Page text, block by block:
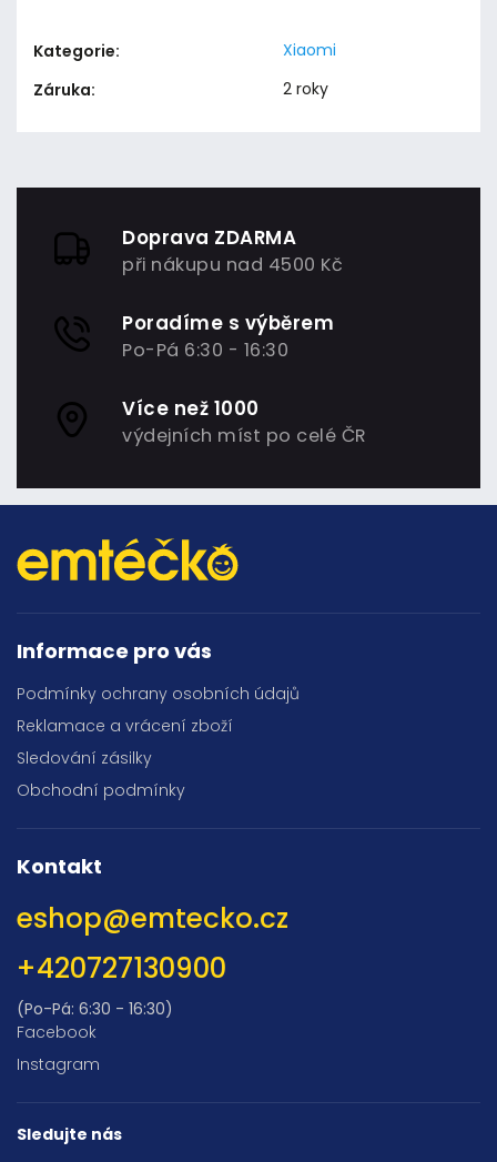
Kategorie:
Xiaomi
Záruka: 2 roky
Doprava ZDARMA
při nákupu nad 4500 Kč
Poradíme s výběrem
Po-Pá 6:30 - 16:30
Více než 1000
výdejních míst po celé ČR
Informace pro vás
Podmínky ochrany osobních údajů
Reklamace a vrácení zboží
Sledování zásilky
Obchodní podmínky
Kontakt
eshop@emtecko.cz
+420727130900
(Po-Pá: 6:30 - 16:30)
Facebook
Instagram
Sledujte nás